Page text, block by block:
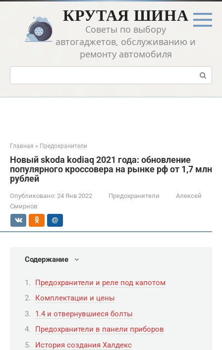
Перейти
контенту
КРУТАЯ ШИНА
Советы по выбору
автогаджетов, обслуживанию и
ремонту автомобиля
Поиск:
Главная » Предохранители
Новый skoda kodiaq 2021 года: обновление
популярного кроссовера на рынке рф от 1,7 млн
рублей
Опубликовано: 24 Янв 2022 Предохранители
Алексей
Смирнов
Содержание
Предохранители и реле под капотом
Комплектации и цены
1.4 и отвернувшиеся болты
Предохранители в панели приборов
История создания Халдекс